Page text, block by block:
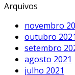
Arquivos
novembro
outubro 2021
setembro
agosto 2021
julho 2021